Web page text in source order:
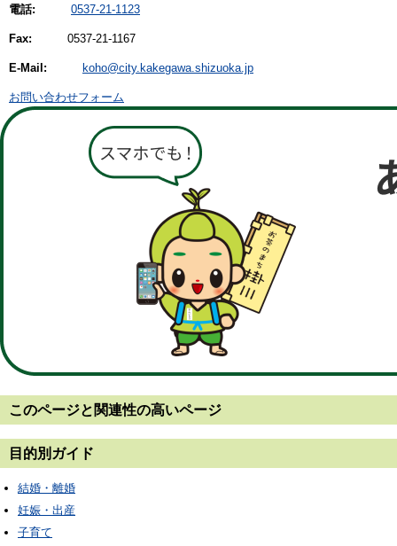
電話: 0537-21-1123
Fax: 0537-21-1167
E-Mail: koho@city.kakegawa.shizuoka.jp
お問い合わせフォーム
このページと 関連性の高いページ
目的別ガイド
結婚・離婚
妊娠・出産
子育て